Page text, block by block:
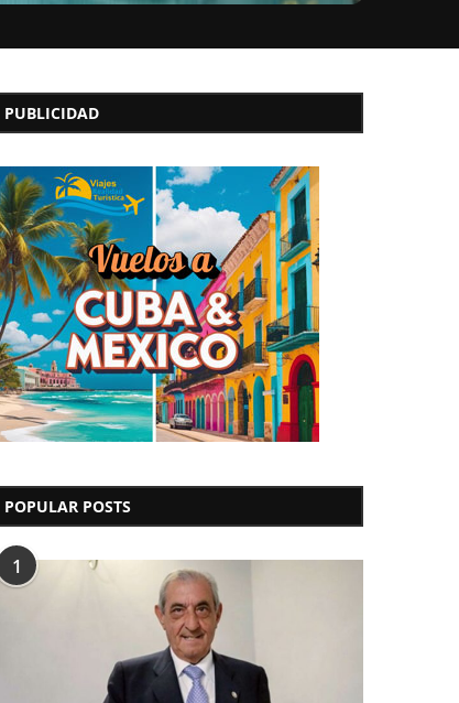
PUBLICIDAD
POPULAR POSTS
1